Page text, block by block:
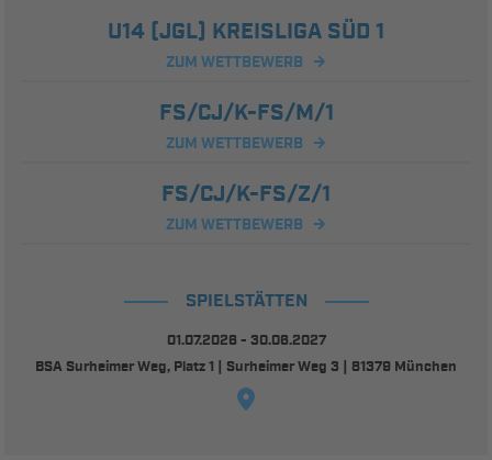
U14 (JGL) KREISLIGA SÜD 1
ZUM WETTBEWERB
FS/CJ/K-FS/M/1
ZUM WETTBEWERB
FS/CJ/K-FS/Z/1
ZUM WETTBEWERB
SPIELSTÄTTEN
01.07.2026 - 30.06.2027
BSA Surheimer Weg, Platz 1 | Surheimer Weg 3 | 81379 München